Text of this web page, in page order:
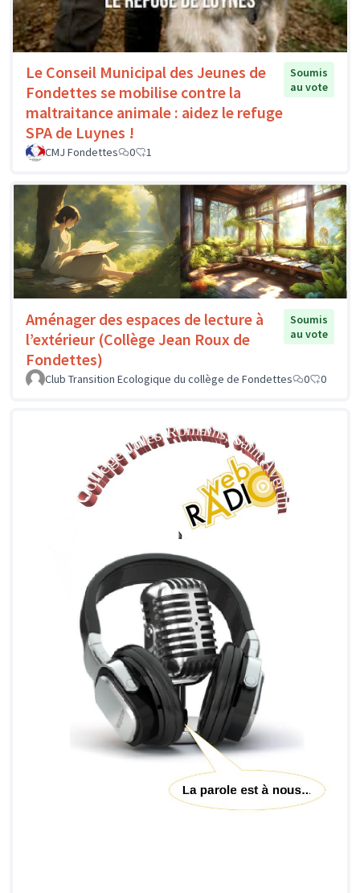
Le Conseil Municipal des Jeunes de
Fondettes se mobilise contre la
maltraitance animale : aidez le refuge
SPA de Luynes !
Soumis
au vote
CMJ Fondettes 0 1
Aménager des espaces de lecture à
l’extérieur (Collège Jean Roux de
Fondettes)
Soumis
au vote
Club Transition Ecologique du collège de Fondettes 0 0